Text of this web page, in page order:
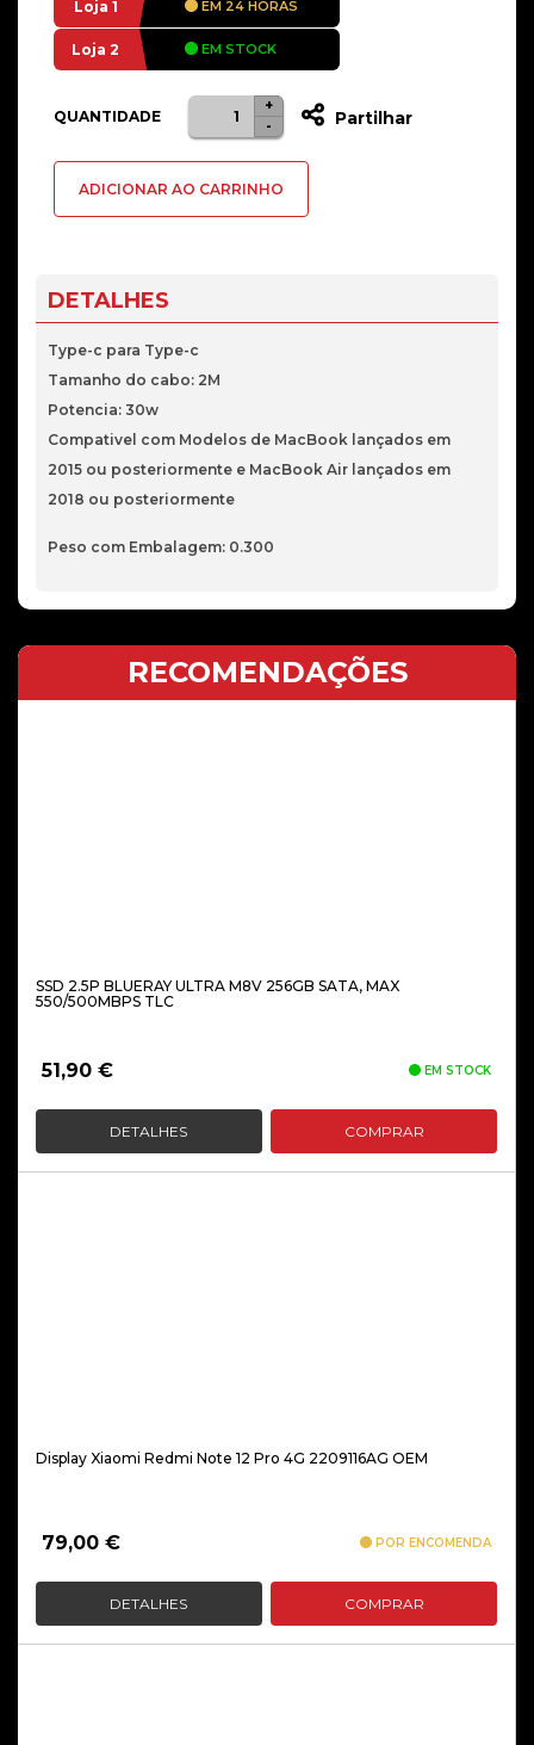
Loja 1 EM 24 HORAS
Loja 2 EM STOCK
QUANTIDADE
Quantidade
de
compativel
Type-
C/Type-
C
-
+
Partilhar
ADICIONAR AO CARRINHO
DETALHES
Type-c para Type-c
Tamanho do cabo: 2M
Potencia: 30w
Compativel com Modelos de MacBook lançados em
2015 ou posteriormente e MacBook Air lançados em
2018 ou posteriormente
Peso com Embalagem: 0.300
RECOMENDAÇÕES
SSD 2.5P BLUERAY ULTRA M8V 256GB SATA, MAX
550/500MBPS TLC
51,90 € EM STOCK
DETALHES COMPRAR
Display Xiaomi Redmi Note 12 Pro 4G 2209116AG OEM
79,00 € POR ENCOMENDA
DETALHES COMPRAR